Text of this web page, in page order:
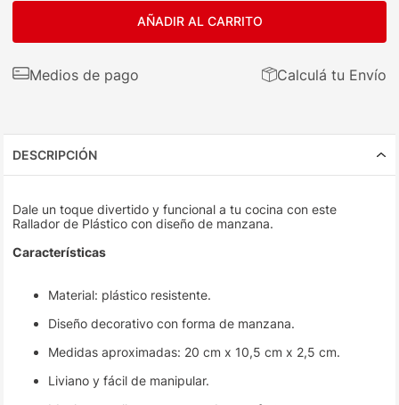
AÑADIR AL CARRITO
Medios de pago Calculá tu Envío
DESCRIPCIÓN
Dale un toque divertido y funcional a tu cocina con este
Rallador de Plástico con diseño de manzana.
Características
Material: plástico resistente.
Diseño decorativo con forma de manzana.
Medidas aproximadas: 20 cm x 10,5 cm x 2,5 cm.
Liviano y fácil de manipular.